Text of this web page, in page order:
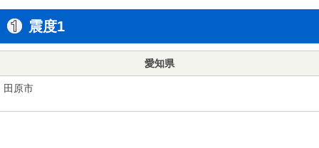
震度1
愛知県
田原市